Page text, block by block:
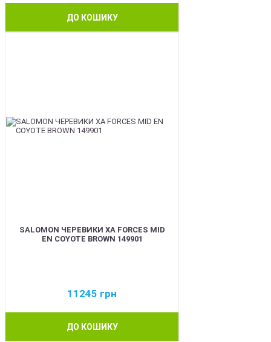
ДО КОШИКУ
SALOMON ЧЕРЕВИКИ XA FORCES MID
EN COYOTE BROWN 149901
11245 грн
ДО КОШИКУ